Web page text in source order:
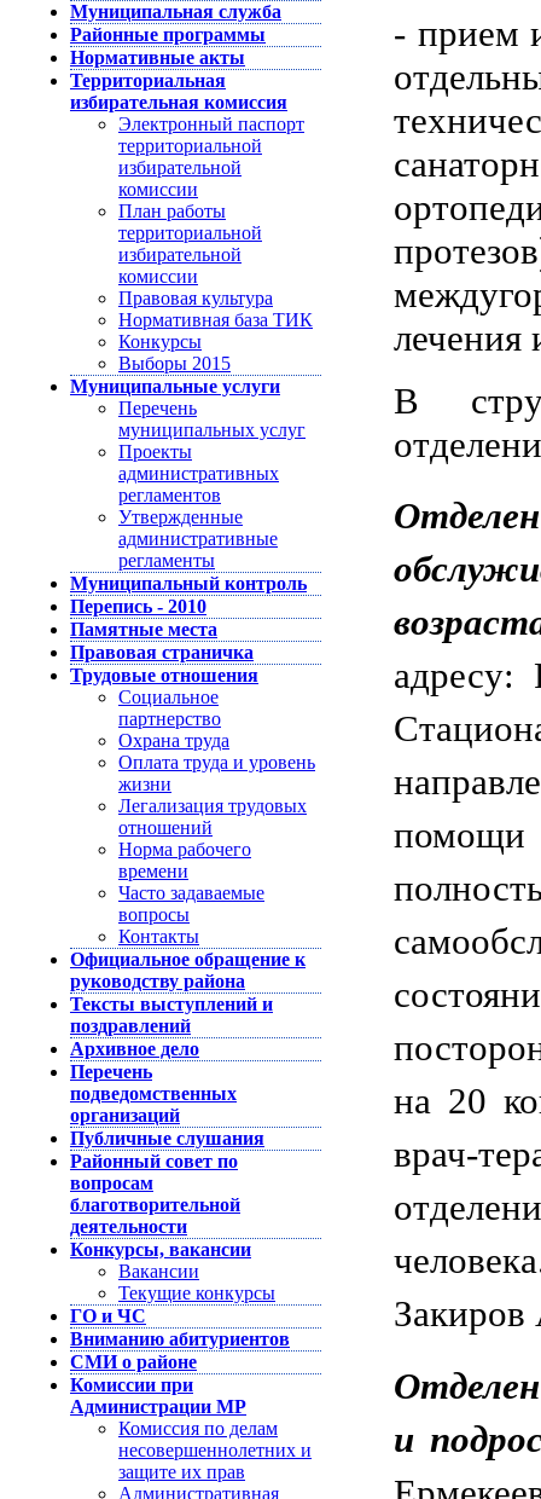
Муниципальная служба
Районные программы
Нормативные акты
Территориальная
избирательная комиссия
Электронный паспорт
территориальной
избирательной
комиссии
План работы
территориальной
избирательной
комиссии
Правовая культура
Нормативная база ТИК
Конкурсы
Выборы 2015
Муниципальные услуги
Перечень
муниципальных услуг
Проекты
административных
регламентов
Утвержденные
административные
регламенты
Муниципальный контроль
Перепись - 2010
Памятные места
Правовая страничка
Трудовые отношения
Социальное
партнерство
Охрана труда
Оплата труда и уровень
жизни
Легализация трудовых
отношений
Норма рабочего
времени
Часто задаваемые
вопросы
Контакты
Официальное обращение к
руководству района
Тексты выступлений и
поздравлений
Архивное дело
Перечень
подведомственных
организаций
Публичные слушания
Районный совет по
вопросам
благотворительной
деятельности
Конкурсы, вакансии
Вакансии
Текущие конкурсы
ГО и ЧС
Вниманию абитуриентов
СМИ о районе
Комиссии при
Администрации МР
Комиссия по делам
несовершеннолетних и
защите их прав
Административная
- прием
лечения
В
адресу:
на 20
врач-
и